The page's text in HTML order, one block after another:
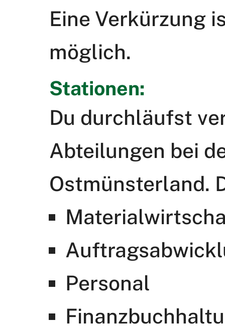
Eine Verkürzung
möglich.
Stationen:
Du durchläufst
Abteilungen bei
Ostmünsterland.
Personal